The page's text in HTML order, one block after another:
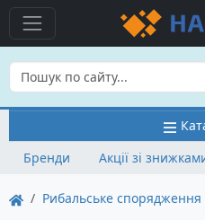
Бренди
Акції зі
Рибальське спорядження